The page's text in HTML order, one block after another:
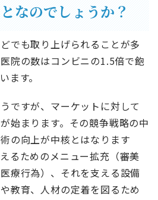
なのでしょうか？
でも取り上げられることが多
院の数はコンビニの1.5倍で飽
ます。
ですが、マーケットに対して
始まります。その競争戦略の中
の向上が中核とはなります
るためのメニュー拡充（審美
療行為）、それを支える設備
教育、人材の定着を図るため